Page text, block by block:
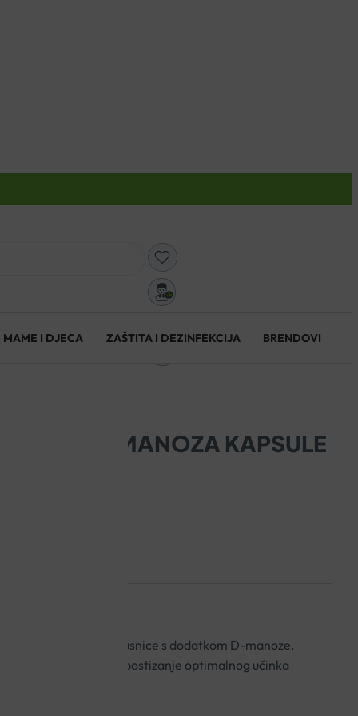
MAME I DJECA ZAŠTITA I DEZINFEKCIJA BRENDOVI
I D-MANOZA KAPSULE
koncentrata brusnice s dodatkom D-manoze.
trakta, a za postizanje optimalnog učinka